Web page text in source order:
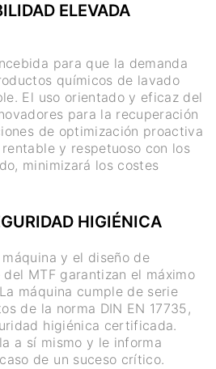
ELEVADA
para que la demanda
químicos de lavado
El uso orientado y eficaz del
para la recuperación
de optimización proactiva
y respetuoso con los
minimizará los costes
HIGIÉNICA
y el diseño de
MTF garantizan el máximo
máquina cumple de serie
de la norma DIN EN 17735,
higiénica certificada.
a sí mismo y le informa
de un suceso crítico.